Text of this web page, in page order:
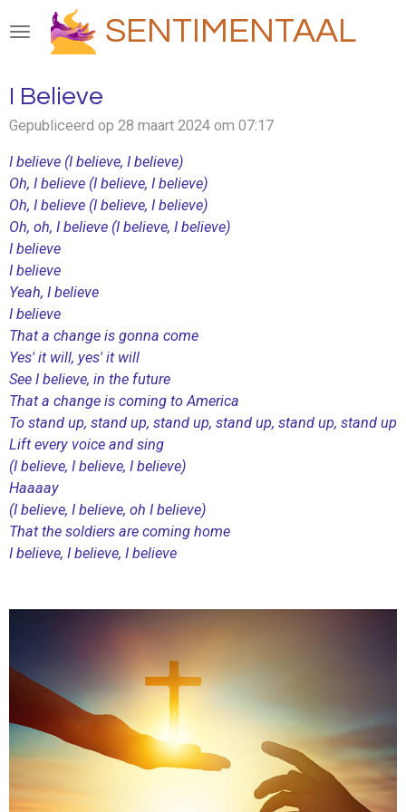
direct
de
hoofdinhoud
SENTIMENTAAL
I Believe
Gepubliceerd op 28 maart 2024 om 07:17
I believe (I believe, I believe)
Oh, I believe (I believe, I believe)
Oh, I believe (I believe, I believe)
Oh, oh, I believe (I believe, I believe)
I believe
I believe
Yeah, I believe
I believe
That a change is gonna come
Yes′ it will, yes' it will
See I believe, in the future
That a change is coming to America
To stand up, stand up, stand up, stand up, stand up, stand up
Lift every voice and sing
(I believe, I believe, I believe)
Haaaay
(I believe, I believe, oh I believe)
That the soldiers are coming home
I believe, I believe, I believe